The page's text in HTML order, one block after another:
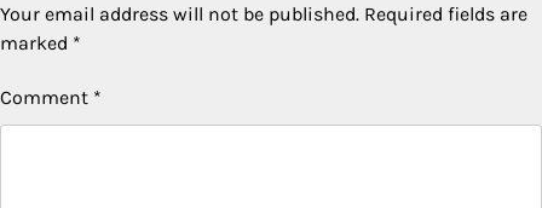
Your email address will not be published. Required fields are
marked *
Comment *